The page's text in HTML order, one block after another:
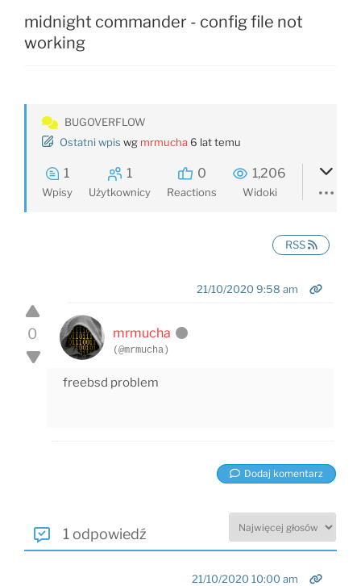
midnight commander - config file not
working
BUGOVERFLOW
Ostatni wpis wg mrmucha 6 lat temu
1
Wpisy
1
Użytkownicy
0
Reactions
1,206
Widoki
RSS
0
21/10/2020 9:58 am
mrmucha
(@mrmucha)
freebsd problem
Dodaj komentarz
1 odpowiedź
21/10/2020 10:00 am